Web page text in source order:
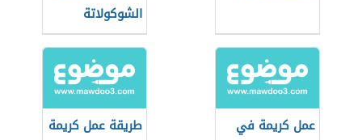
الشوكولاتة
عمل كريمة في
طريقة عمل كريمة